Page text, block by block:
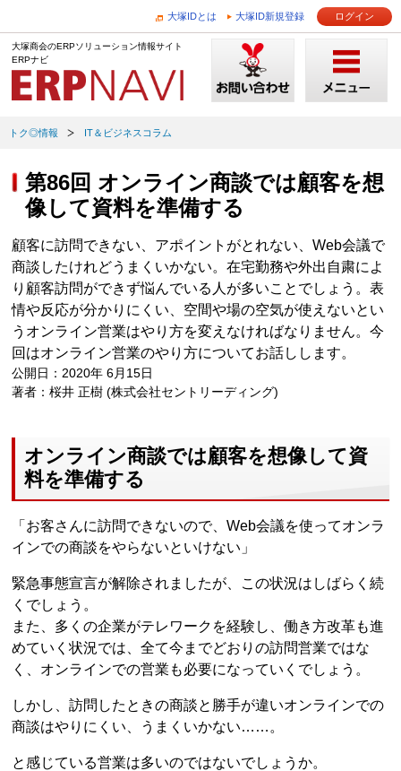
大塚IDとは 大塚ID新規登録 ログイン
大塚商会のERPソリューション情報サイト
ERPナビ
トク◎情報 IT＆ビジネスコラム
第86回 オンライン商談では顧客を想
像して資料を準備する
顧客に訪問できない、アポイントがとれない、Web会議で
商談したけれどうまくいかない。在宅勤務や外出自粛によ
り顧客訪問ができず悩んでいる人が多いことでしょう。表
情や反応が分かりにくい、空間や場の空気が使えないとい
うオンライン営業はやり方を変えなければなりません。今
回はオンライン営業のやり方についてお話しします。
公開日：2020年 6月15日
著者：桜井 正樹 (株式会社セントリーディング)
オンライン商談では顧客を想像して資
料を準備する
「お客さんに訪問できないので、Web会議を使ってオンラ
インでの商談をやらないといけない」
緊急事態宣言が解除されましたが、この状況はしばらく続
くでしょう。
また、多くの企業がテレワークを経験し、働き方改革も進
めていく状況では、全て今までどおりの訪問営業ではな
く、オンラインでの営業も必要になっていくでしょう。
しかし、訪問したときの商談と勝手が違いオンラインでの
商談はやりにくい、うまくいかない……。
と感じている営業は多いのではないでしょうか。